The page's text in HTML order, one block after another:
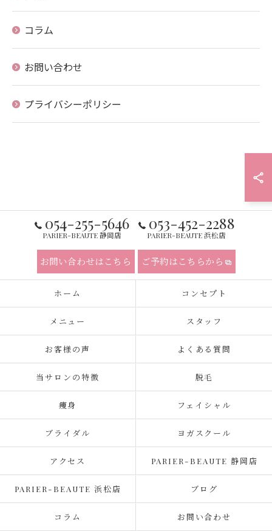
コラム
お問い合わせ
プライバシーポリシー
054-255-5646
PARIER-BEAUTE 静岡店
053-452-2288
PARIER-BEAUTE 浜松店
お問い合わせはこちら ご予約はこちらから
ホーム コンセプト
メニュー スタッフ
お客様の声 よくある質問
当サロンの特徴 脱毛
痩身 フェイシャル
ブライダル ヨガスクール
アクセス PARIER-BEAUTE 静岡店
PARIER-BEAUTE 浜松店 ブログ
コラム お問い合わせ